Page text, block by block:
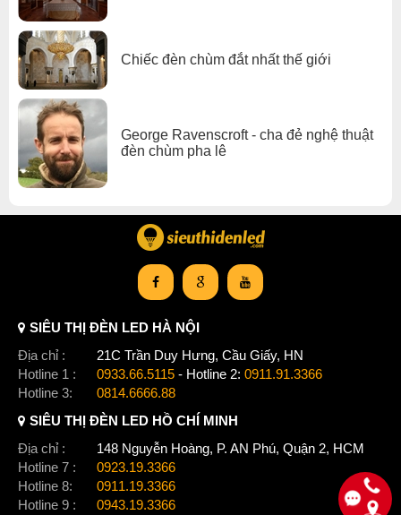
Chiếc đèn chùm đắt nhất thế giới
George Ravenscroft - cha đẻ nghệ thuật
đèn chùm pha lê
SIÊU THỊ ĐÈN LED HÀ NỘI
Địa chỉ :
21C Trần Duy Hưng, Cầu Giấy, HN
Hotline 1 :
0933.66.5115 - Hotline 2: 0911.91.3366
Hotline 3:
0814.6666.88
SIÊU THỊ ĐÈN LED HỒ CHÍ MINH
Địa chỉ :
148 Nguyễn Hoàng, P. AN Phú, Quận 2, HCM
Hotline 7 :
0923.19.3366
Hotline 8:
0911.19.3366
Hotline 9 :
0943.19.3366